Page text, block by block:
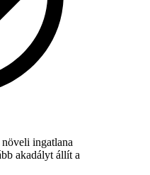
ingatlana
akadályt állít a